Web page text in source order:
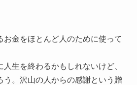
お金をほとんど人のために使って
生を終わるかもしれないけど、
う。沢山の人からの感謝という贈